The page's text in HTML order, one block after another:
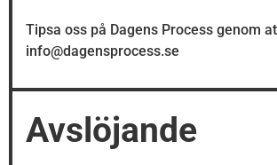
Tipsa oss på Dagens Process genom
info@dagensprocess.se
Avslöjande